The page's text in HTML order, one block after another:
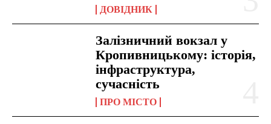
ДОВІДНИК
Залізничний вокзал у
Кропивницькому: історія,
інфраструктура,
сучасність
ПРО МІСТО